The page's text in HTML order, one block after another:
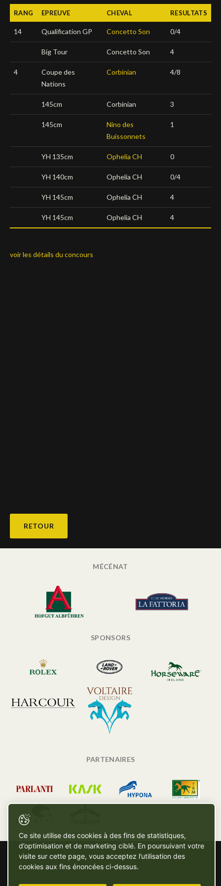
Deutsch
RANG EPREUVE CHEVAL RESULTATS
14 Qualification GP Concetto Son 0/4
Big Tour Concetto Son 4
4
Coupe des
Nations
Corbinian 4/8
145cm Corbinian 3
145cm
Nino des
Buissonnets
1
YH 135cm Ophelia CH 0
YH 140cm Ophelia CH 0/4
YH 145cm Ophelia CH 4
YH 145cm Ophelia CH 4
voir les détails du concours
RETOUR
MÉCÉNAT
SPONSORS
PARTENAIRES
Ce site utilise des cookies à des fins de statistiques,
d’optimisation et de marketing ciblé. En poursuivant votre
visite sur cette page, vous acceptez l’utilisation des
cookies aux fins énoncées ci-dessus.